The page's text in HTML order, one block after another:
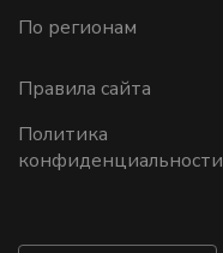
По регионам
Правила сайта
Политика
конфиденциальности